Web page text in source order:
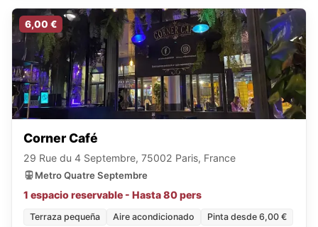
6,00 €
Corner Café
29 Rue du 4 Septembre, 75002 Paris, France
Metro Quatre Septembre
1 espacio reservable - Hasta 80 pers
Terraza pequeña Aire acondicionado Pinta desde 6,00 €